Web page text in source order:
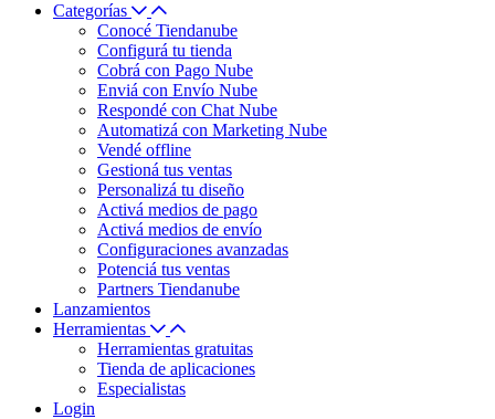
Categorías
Conocé Tiendanube
Configurá tu tienda
Cobrá con Pago Nube
Enviá con Envío Nube
Respondé con Chat Nube
Automatizá con Marketing Nube
Vendé offline
Gestioná tus ventas
Personalizá tu diseño
Activá medios de pago
Activá medios de envío
Configuraciones avanzadas
Potenciá tus ventas
Partners Tiendanube
Lanzamientos
Herramientas
Herramientas gratuitas
Tienda de aplicaciones
Especialistas
Login